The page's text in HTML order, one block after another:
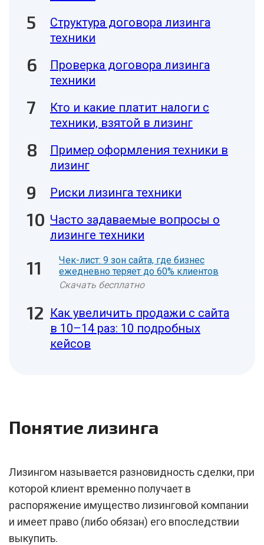
Структура договора лизинга
техники
Проверка договора лизинга
техники
Кто и какие платит налоги с
техники, взятой в лизинг
Пример оформления техники в
лизинг
Риски лизинга техники
Часто задаваемые вопросы о
лизинге техники
Чек-лист: 9 зон сайта, где бизнес
ежедневно теряет до 60% клиентов
Скачать бесплатно
Как увеличить продажи с сайта
в 10–14 раз: 10 подробных
кейсов
Понятие лизинга
Лизингом называется разновидность сделки, при
которой клиент временно получает в
распоряжение имущество лизинговой компании
и имеет право (либо обязан) его впоследствии
выкупить.